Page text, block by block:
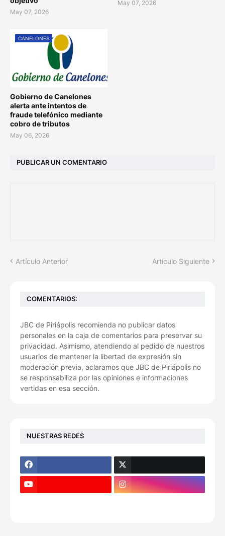
May 07, 2026
May 07, 2026
CANELONES
Gobierno de Canelones
alerta ante intentos de
fraude telefónico mediante
cobro de tributos
May 06, 2026
PUBLICAR UN COMENTARIO
Artículo Anterior Artículo Siguiente
COMENTARIOS:
JBC de Piriápolis recomienda no publicar datos
personales en la caja de comentarios para preservar su
privacidad. Asimismo, atendiendo al pedido de nuestros
usuarios de mantener la libertad de expresión sin
moderación previa, aclaramos que JBC de Piriápolis no
se responsabiliza por las opiniones e informaciones
vertidas en esa sección.
NUESTRAS REDES